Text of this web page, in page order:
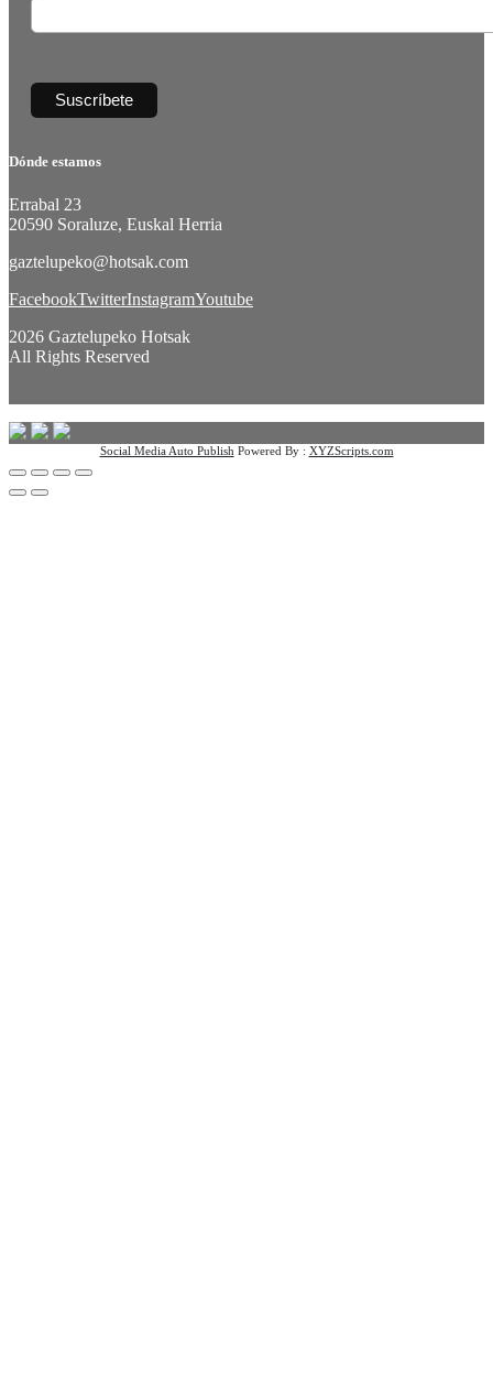
Dónde estamos
Errabal 23
20590 Soraluze, Euskal Herria
gaztelupeko@hotsak.com
FacebookTwitterInstagramYoutube
2026 Gaztelupeko Hotsak
All Rights Reserved
Social Media Auto PublishPowered By : XYZScripts.com